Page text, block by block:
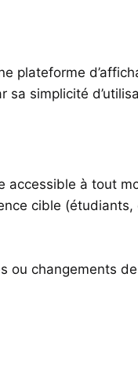
plateforme
sa simplicité
accessible à tout
cible (étudiants,
ou changements